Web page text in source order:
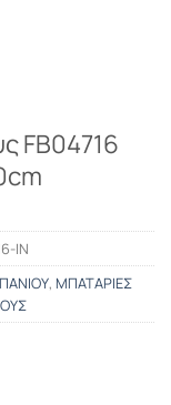
FB04716
IN
, ΜΠΑΤΑΡΙΕΣ